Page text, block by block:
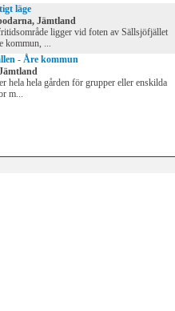
läge
Jämtland
ligger vid foten av Sällsjöfjället
kommun, ...
- Åre kommun
hela hela gården för grupper eller enskilda
m...